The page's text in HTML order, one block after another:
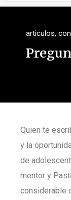
articulos,
Quien te
y la
de
mentor y
considerable